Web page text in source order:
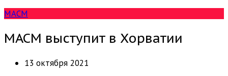
МАСМ
МАСМ выступит в Хорватии
13 октября 2021